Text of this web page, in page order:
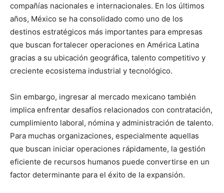
compañías nacionales e internacionales. En los últimos
años, México se ha consolidado como uno de los
destinos estratégicos más importantes para empresas
que buscan fortalecer operaciones en América Latina
gracias a su ubicación geográfica, talento competitivo y
creciente ecosistema industrial y tecnológico.
Sin embargo, ingresar al mercado mexicano también
implica enfrentar desafíos relacionados con contratación,
cumplimiento laboral, nómina y administración de talento.
Para muchas organizaciones, especialmente aquellas
que buscan iniciar operaciones rápidamente, la gestión
eficiente de recursos humanos puede convertirse en un
factor determinante para el éxito de la expansión.